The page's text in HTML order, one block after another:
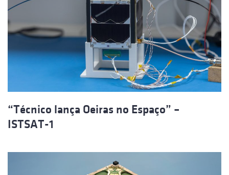
“Técnico lança Oeiras no Espaço” –
ISTSAT-1